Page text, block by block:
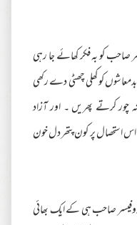
صاحب کو بہ فکر کھائے جا رہی
کو کھلی چھٹی دے رکھی
کرتے پھریں ۔ اور آزاد
پر کون پتھر دل خون
صاحب ہی کے ایک بھائی